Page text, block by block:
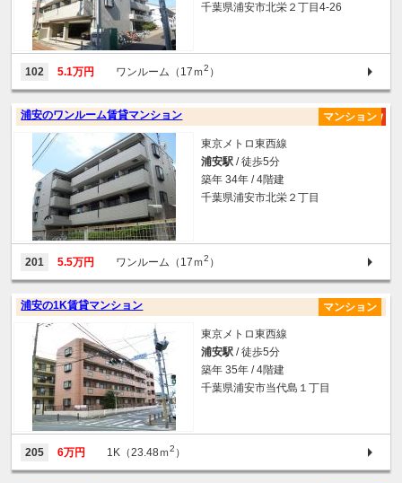
千葉県浦安市北栄２丁目4-26
102 5.1万円 ワンルーム（17ｍ2 ）
浦安のワンルーム賃貸マンション マンション
東京メトロ東西線
浦安駅 / 徒歩5分
築年 34年 / 4階建
千葉県浦安市北栄２丁目
201 5.5万円 ワンルーム（17ｍ2 ）
浦安の1K賃貸マンション マンション
東京メトロ東西線
浦安駅 / 徒歩5分
築年 35年 / 4階建
千葉県浦安市当代島１丁目
205 6万円 1K（23.48ｍ2 ）